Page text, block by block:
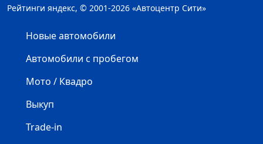
Рейтинги яндекс, © 2001-2026 «Автоцентр Сити»
Новые автомобили
Автомобили с пробегом
Мото / Квадро
Выкуп
Trade-in